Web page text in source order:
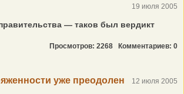
19 июля 2005
— таков был вердикт
Просмотров: 2268 Комментариев: 0
уже преодолен 12 июля 2005